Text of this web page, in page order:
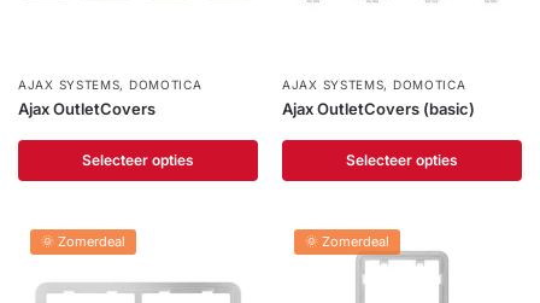
AJAX SYSTEMS, DOMOTICA
Ajax OutletCovers
Selecteer opties
AJAX SYSTEMS, DOMOTICA
Ajax OutletCovers (basic)
Selecteer opties
🌞 Zomerdeal 🌞 Zomerdeal